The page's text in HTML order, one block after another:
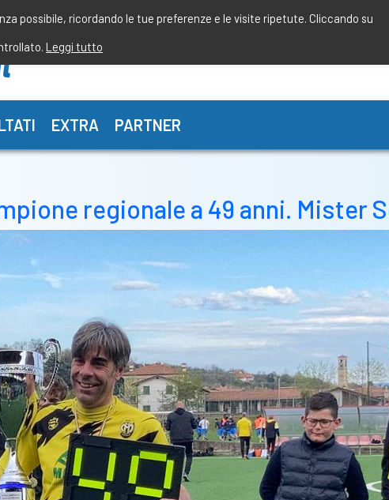
EXTRA PARTNER
regionale a 49 anni. Mister
possibile, ricordando le tue preferenze e le visite ripetute. Cliccando su
Leggi tutto